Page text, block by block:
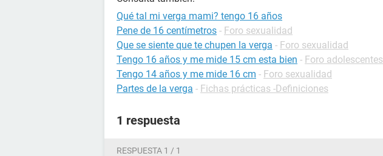
Qué tal mi verga mami? tengo 16 años
Pene de 16 centímetros - Foro sexualidad
Que se siente que te chupen la verga - Foro sexualidad
Tengo 16 años y me mide 15 cm esta bien - Foro adolescentes
Tengo 14 años y me mide 16 cm - Foro sexualidad
Partes de la verga - Fichas prácticas -Definiciones
1 respuesta
RESPUESTA 1 / 1